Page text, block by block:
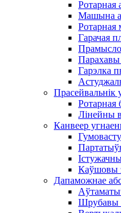
Ротарная
Машына
Ротарная
Гарачая
Парахавы
Гарэлка
Прасейвальнік
Ротарная
Лінейны
Канвеер
Каўшовы
Дапаможнае
Шрубавы